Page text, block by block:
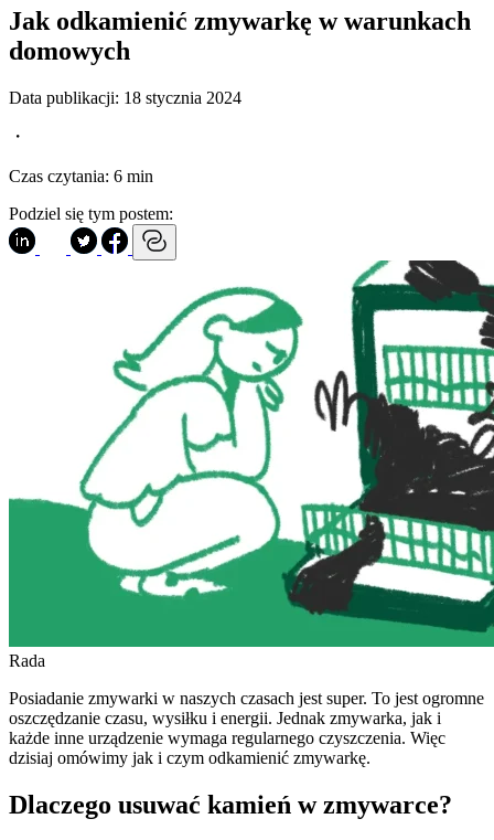
Jak odkamienić zmywarkę w warunkach
domowych
Data publikacji: 18 stycznia 2024
・
Czas czytania: 6 min
Podziel się tym postem:
Rada
Posiadanie zmywarki w naszych czasach jest super. To jest ogromne
oszczędzanie czasu, wysiłku i energii. Jednak zmywarka, jak i
każde inne urządzenie wymaga regularnego czyszczenia. Więc
dzisiaj omówimy jak i czym odkamienić zmywarkę.
Dlaczego usuwać kamień w zmywarce?